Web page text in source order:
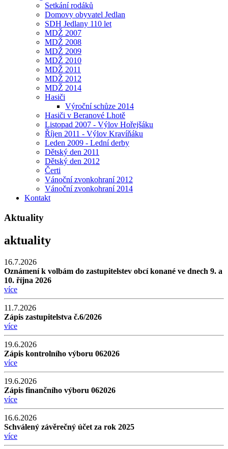
Setkání rodáků
Domovy obyvatel Jedlan
SDH Jedlany 110 let
MDŽ 2007
MDŽ 2008
MDŽ 2009
MDŽ 2010
MDŽ 2011
MDŽ 2012
MDŽ 2014
Hasiči
Výroční schůze 2014
Hasiči v Beranové Lhotě
Listopad 2007 - Výlov Hořejšáku
Říjen 2011 - Výlov Kravíňáku
Leden 2009 - Lední derby
Dětský den 2011
Dětský den 2012
Čerti
Vánoční zvonkohraní 2012
Vánoční zvonkohraní 2014
Kontakt
Aktuality
aktuality
16.7.2026
Oznámení k volbám do zastupitelstev obcí konané ve dnech 9. a
10. října 2026
více
11.7.2026
Zápis zastupitelstva č.6/2026
více
19.6.2026
Zápis kontrolního výboru 062026
více
19.6.2026
Zápis finančního výboru 062026
více
16.6.2026
Schválený závěrečný účet za rok 2025
více